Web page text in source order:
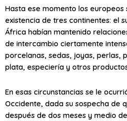
Hasta ese momento los europeos
existencia de tres continentes: el
África habían mantenido
de intercambio ciertamente
porcelanas, sedas, joyas, perlas,
plata, especiería y otros
En esas circunstancias se le
Occidente, dada su sospecha de
después de dos meses y medio